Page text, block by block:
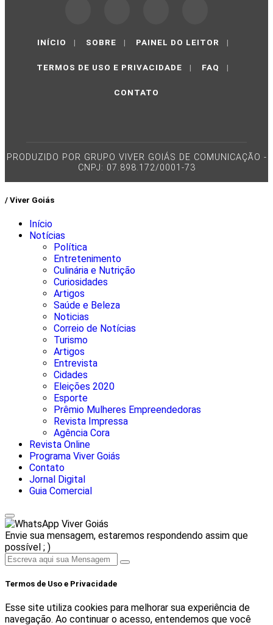
INÍCIO | SOBRE | PAINEL DO LEITOR |
TERMOS DE USO E PRIVACIDADE | FAQ |
CONTATO
PRODUZIDO POR GRUPO VIVER GOIÁS DE COMUNICAÇÃO -
CNPJ: 07.898.172/0001-73
/ Viver Goiás
Início
Notícias
Política
Entretenimento
Culinária e Nutrição
Curiosidades
Artigos
Saúde e Beleza
Noticias
Correio de Notícias
Turismo
Artigos
Entrevista
Cidades
Eleições 2020
Esporte
Prêmio Mulheres Empreendedoras
Revista Impressa
Agência Cora
Revista Online
Programa Viver Goiás
Contato
Jornal Digital
Guia Comercial
Viver Goiás
Envie sua mensagem, estaremos respondendo assim que
possível ; )
Termos de Uso e Privacidade
Esse site utiliza cookies para melhorar sua experiência de
navegação. Ao continuar o acesso, entendemos que você